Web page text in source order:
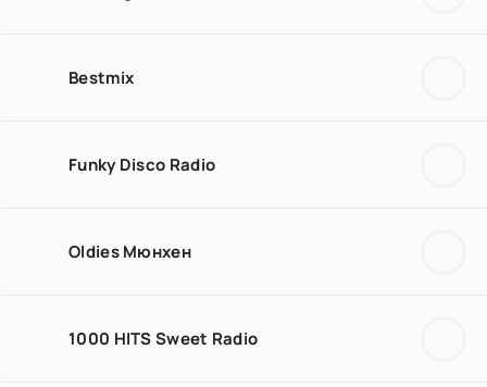
Bestmix
Funky Disco Radio
Oldies Мюнхен
1000 HITS Sweet Radio